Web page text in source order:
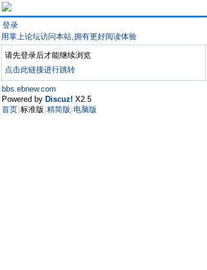
登录
用掌上论坛访问本站,拥有更好阅读体验
请先登录后才能继续浏览
点击此链接进行跳转
bbs.ebnew.com
Powered by Discuz! X2.5
首页 标准版 精简版 电脑版